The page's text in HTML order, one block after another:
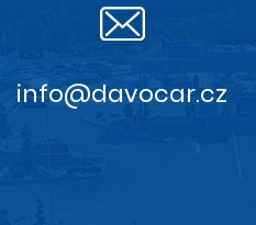
info@davocar.cz